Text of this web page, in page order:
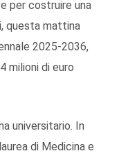
per costruire una
questa mattina
2025-2036,
milioni di euro
universitario. In
di Medicina e